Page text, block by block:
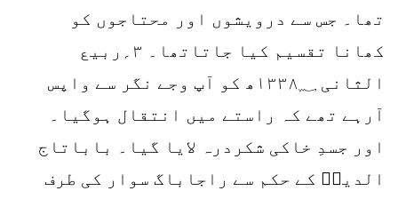
تھا۔ جس سے درویشوں اور محتاجوں کو
کھانا تقسیم کیا جاتاتھا۔ ۳؍ربیع
الثانی ۱۳۳۸؁ھ کو آپ وجے نگر سے واپس
آرہے تھے کہ راستے میں انتقال ہوگیا۔
اور جسدِ خاکی شکردرہ لایا گیا۔ باباتاج
الدینؒ کے حکم سے راجاباگ سوار کی طرف